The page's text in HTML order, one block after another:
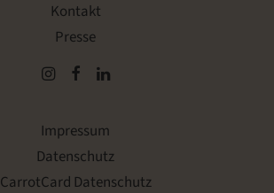
Kontakt
Presse
Impressum
Datenschutz
CarrotCard Datenschutz